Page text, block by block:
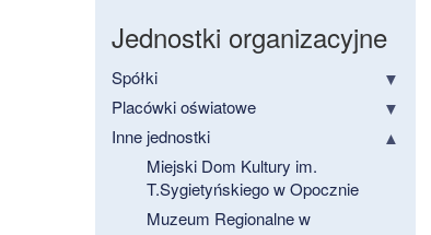
Jednostki organizacyjne
Spółki
Placówki oświatowe
Inne jednostki
Miejski Dom Kultury im.
T.Sygietyńskiego w Opocznie
Muzeum Regionalne w